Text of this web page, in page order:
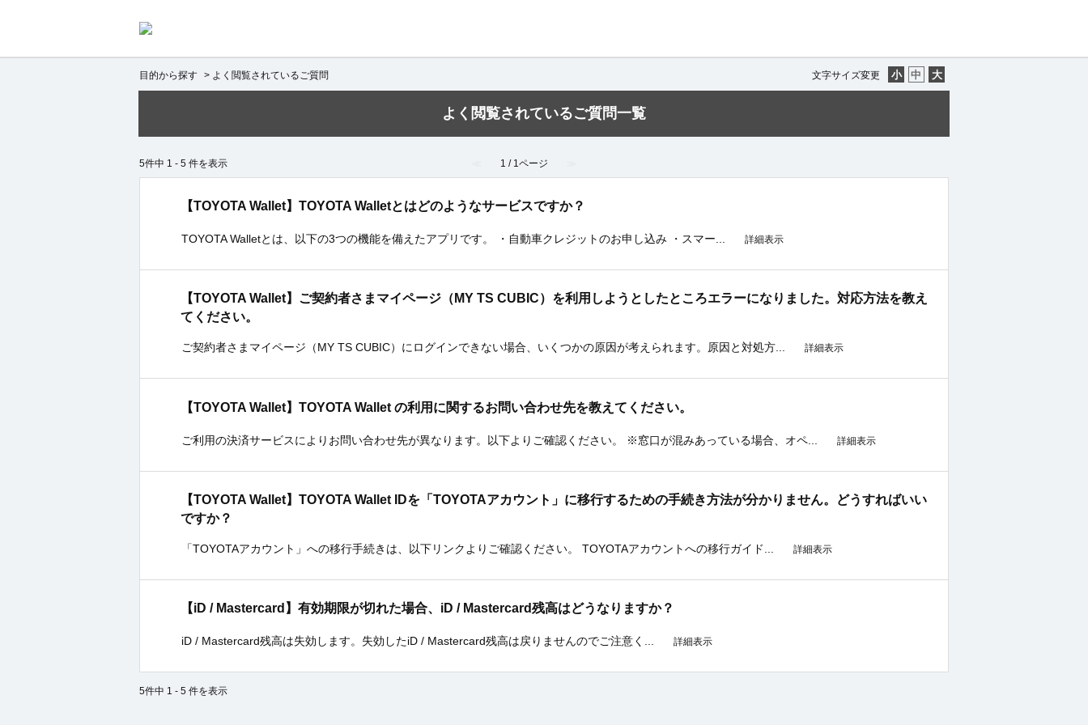
文字サイズ変更
目的から探す > よく閲覧されているご質問
よく閲覧されているご質問一覧
5件中 1 - 5 件を表示 1 / 1ページ
【TOYOTA Wallet】TOYOTA Walletとはどのようなサービスですか？
TOYOTA Walletとは、以下の3つの機能を備えたアプリです。 ・自動車クレジットのお申し込み ・スマー... 詳細表示
【TOYOTA Wallet】ご契約者さまマイページ（MY TS CUBIC）を利用しようとしたところエラーになりました。対応方法を教え
てください。
ご契約者さまマイページ（MY TS CUBIC）にログインできない場合、いくつかの原因が考えられます。原因と対処方... 詳細表示
【TOYOTA Wallet】TOYOTA Wallet の利用に関するお問い合わせ先を教えてください。
ご利用の決済サービスによりお問い合わせ先が異なります。以下よりご確認ください。 ※窓口が混みあっている場合、オペ... 詳細表示
【TOYOTA Wallet】TOYOTA Wallet IDを「TOYOTAアカウント」に移行するための手続き方法が分かりません。どうすればいい
ですか？
「TOYOTAアカウント」への移行手続きは、以下リンクよりご確認ください。 TOYOTAアカウントへの移行ガイド... 詳細表示
【iD / Mastercard】有効期限が切れた場合、iD / Mastercard残高はどうなりますか？
iD / Mastercard残高は失効します。失効したiD / Mastercard残高は戻りませんのでご注意く... 詳細表示
5件中 1 - 5 件を表示